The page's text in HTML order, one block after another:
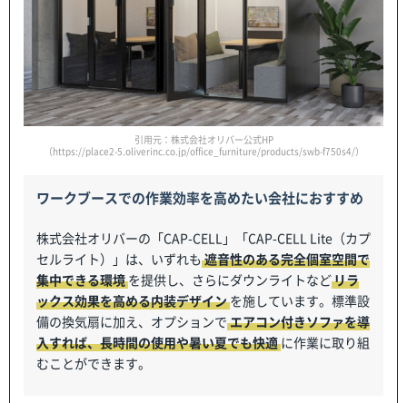
引用元：株式会社オリバー公式HP
（https://place2-5.oliverinc.co.jp/office_furniture/products/swb-f750s4/）
ワークブースでの作業効率を高めたい会社におすすめ
株式会社オリバーの「CAP-CELL」「CAP-CELL Lite（カプ
セルライト）」は、いずれも 遮音性のある完全個室空間で
集中できる環境を提供し、さらにダウンライトなどリラ
ックス効果を高める内装デザインを施しています。標準設
備の換気扇に加え、オプションでエアコン付きソファを導
入すれば、長時間の使用や暑い夏でも快適に作業に取り組
むことができます。